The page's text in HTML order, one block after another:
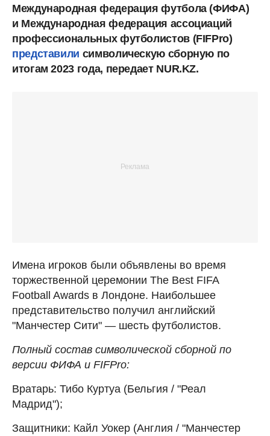
Международная федерация футбола (ФИФА)
и Международная федерация ассоциаций
профессиональных футболистов (FIFPro)
представили символическую сборную по
итогам 2023 года, передает NUR.KZ.
Имена игроков были объявлены во время
торжественной церемонии The Best FIFA
Football Awards в Лондоне. Наибольшее
представительство получил английский
"Манчестер Сити" — шесть футболистов.
Полный состав символической сборной по
версии ФИФА и FIFPro:
Вратарь: Тибо Куртуа (Бельгия / "Реал
Мадрид");
Защитники: Кайл Уокер (Англия / "Манчестер